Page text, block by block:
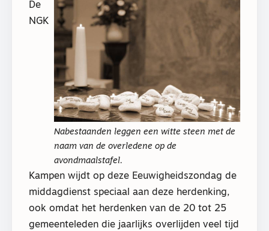
Nabestaanden leggen een witte steen met de
naam van de overledene op de
avondmaalstafel.
De
NGK
Kampen wijdt op deze Eeuwigheidszondag de
middagdienst speciaal aan deze herdenking,
ook omdat het herdenken van de 20 tot 25
gemeenteleden die jaarlijks overlijden veel tijd